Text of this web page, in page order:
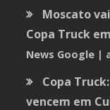
Moscato
Copa Truck
News Google
Copa
vencem em